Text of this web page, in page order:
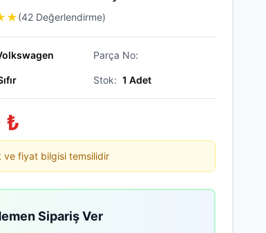
★(42 Değerlendirme)
Parça No:
Stok: 1 Adet
₺
fiyat bilgisi temsilidir
Sipariş Ver